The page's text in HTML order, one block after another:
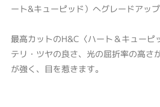
ート&キューピッド）へグレードアッ
最高カットのH&C〈ハート＆キューピ
テリ・ツヤの良さ、光の屈折率の高さ
が強く、目を惹きます。